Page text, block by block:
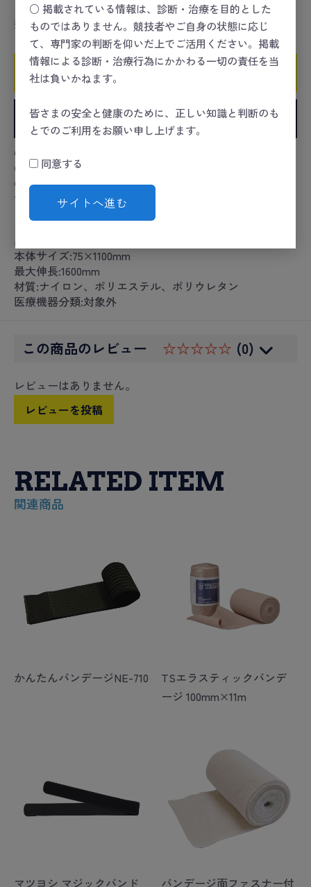
○ 掲載されている情報は、診断・治療を目的とした
ものではありません。競技者やご自身の状態に応じ
て、専門家の判断を仰いだ上でご活用ください。掲載
情報による診断・治療行為にかかわる一切の責任を当
社は負いかねます。
皆さまの安全と健康のために、正しい知識と判断のも
とでのご利用をお願い申し上げます。
同意する
サイトへ進む
数量
お気に入りに追加
●表面全面にがマジックテープのバンデージです。
●スポーツ中のけが予防、応急措置に最適です。
●片側はループ状で、片手でも簡単に巻くことができま
す。
カタログコード:25-2892-01
品番:NE-711
本体サイズ:75×1100mm
最大伸長:1600mm
材質:ナイロン、ポリエステル、ポリウレタン
医療機器分類:対象外
この商品のレビュー ☆☆☆☆☆ (0)
レビューはありません。
レビューを投稿
RELATED ITEM
関連商品
かんたんバンデージNE-710
TSエラスティックバンデ
ージ 100mm×11m
マツヨシ マジックバンド バンデージ面ファスナー付